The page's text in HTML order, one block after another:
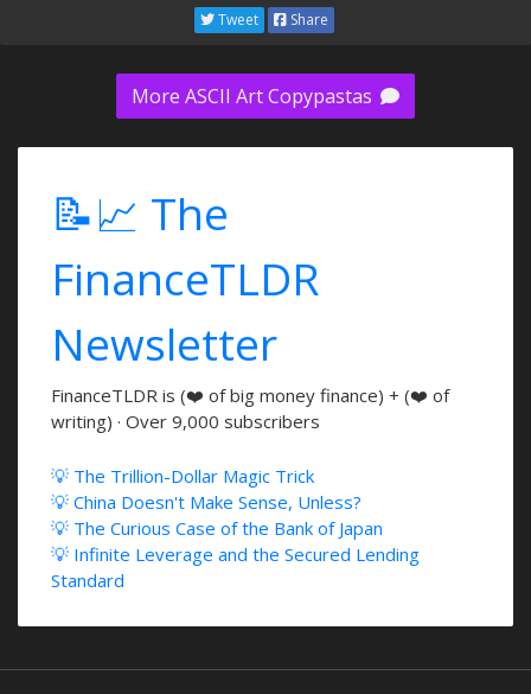
Tweet Share
More ASCII Art Copypastas
📝📈 The
FinanceTLDR
Newsletter
FinanceTLDR is (❤️ of big money finance) + (❤️ of
writing) · Over 9,000 subscribers
💡 The Trillion-Dollar Magic Trick
💡 China Doesn't Make Sense, Unless?
💡 The Curious Case of the Bank of Japan
💡 Infinite Leverage and the Secured Lending
Standard